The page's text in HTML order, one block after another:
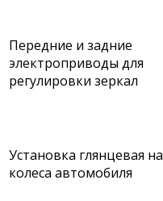
Передние и задние
электроприводы для
регулировки зеркал
Установка глянцевая на
колеса автомобиля